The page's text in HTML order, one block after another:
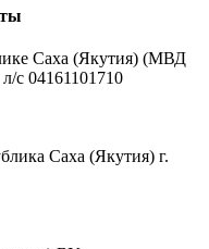
Саха (Якутия) (МВД
с 04161101710
Саха (Якутия) г.